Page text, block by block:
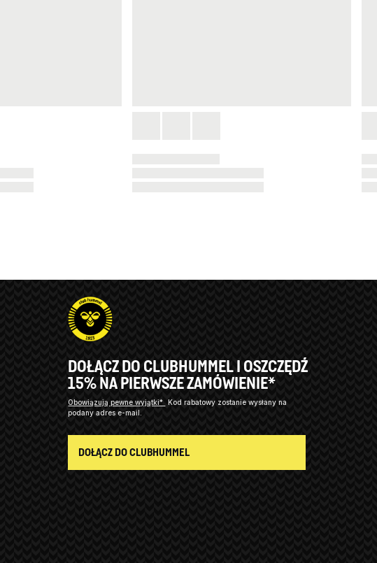
DOŁĄCZ DO CLUBHUMMEL I OSZCZĘDŹ
15% NA PIERWSZE ZAMÓWIENIE*
Obowiązują pewne wyjątki*
Kod rabatowy zostanie wysłany na
podany adres e-mail.
DOŁĄCZ DO CLUBHUMMEL